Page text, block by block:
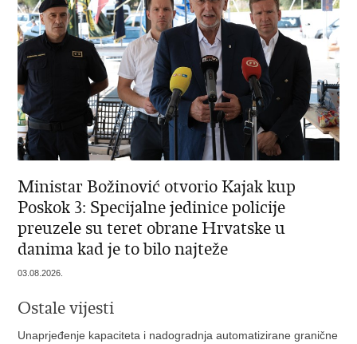
Ministar Božinović otvorio Kajak kup
Poskok 3: Specijalne jedinice policije
preuzele su teret obrane Hrvatske u
danima kad je to bilo najteže
03.08.2026.
Ostale vijesti
Unaprjeđenje kapaciteta i nadogradnja automatizirane granične